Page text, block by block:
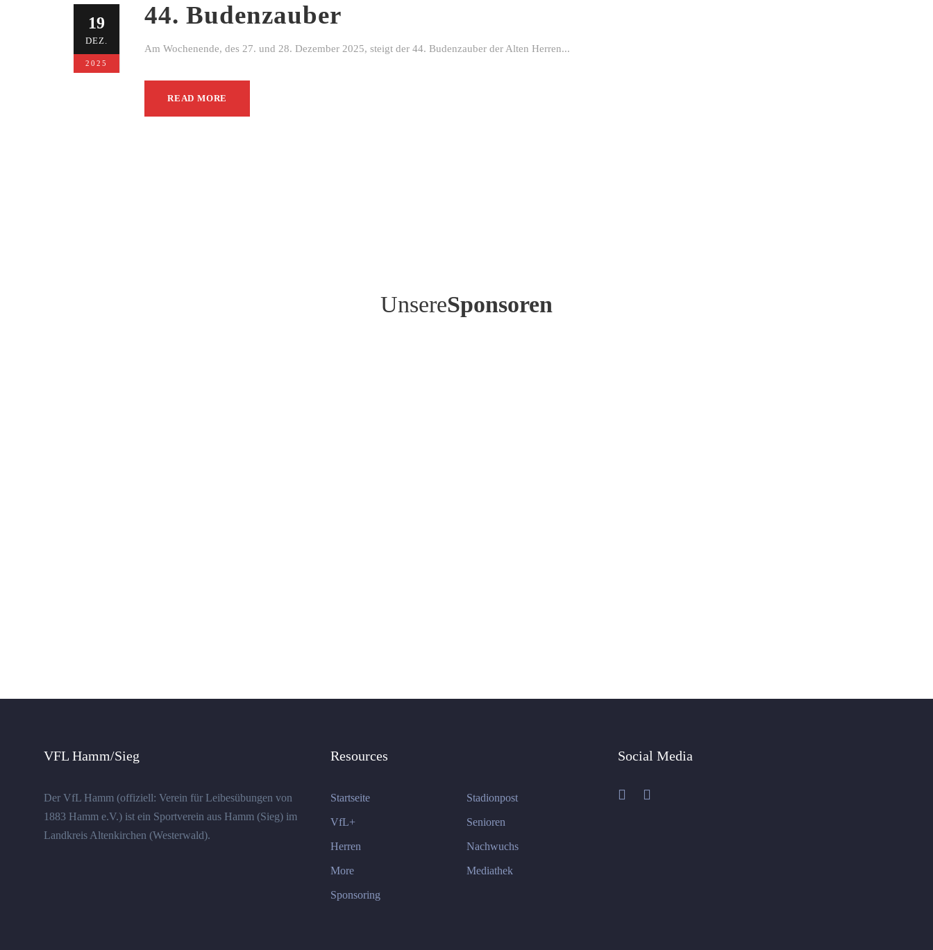
19
DEZ.
2025
44. Budenzauber
Am Wochenende, des 27. und 28. Dezember 2025, steigt der 44. Budenzauber der Alten Herren...
READ MORE
UnsereSponsoren
VFL Hamm/Sieg
Der VfL Hamm (offiziell: Verein für Leibesübungen von
1883 Hamm e.V.) ist ein Sportverein aus Hamm (Sieg) im
Landkreis Altenkirchen (Westerwald).
Resources
Startseite Stadionpost
VfL+ Senioren
Herren Nachwuchs
More Mediathek
Sponsoring
Social Media